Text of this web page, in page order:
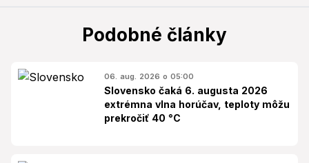
Podobné články
06. aug. 2026 o 05:00
Slovensko čaká 6. augusta 2026
extrémna vlna horúčav, teploty môžu
prekročiť 40 °C